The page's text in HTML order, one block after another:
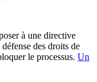
à une directive
des droits de
le processus. Un